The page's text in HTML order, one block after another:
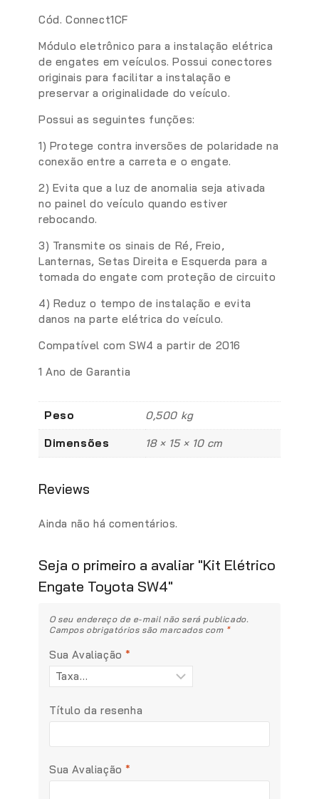
Cód. Connect1CF
Módulo eletrônico para a instalação elétrica
de engates em veículos. Possui conectores
originais para facilitar a instalação e
preservar a originalidade do veículo.
Possui as seguintes funções:
1) Protege contra inversões de polaridade na
conexão entre a carreta e o engate.
2) Evita que a luz de anomalia seja ativada
no painel do veículo quando estiver
rebocando.
3) Transmite os sinais de Ré, Freio,
Lanternas, Setas Direita e Esquerda para a
tomada do engate com proteção de circuito
4) Reduz o tempo de instalação e evita
danos na parte elétrica do veículo.
Compatível com SW4 a partir de 2016
1 Ano de Garantia
Peso 0,500 kg
Dimensões 18 × 15 × 10 cm
Reviews
Ainda não há comentários.
Seja o primeiro a avaliar "Kit Elétrico
Engate Toyota SW4"
O seu endereço de e-mail não será publicado.
Campos obrigatórios são marcados com *
Sua Avaliação*
Título da resenha
Sua Avaliação*